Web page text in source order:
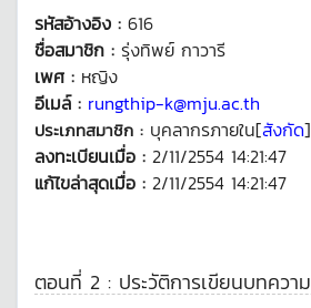
รหัสอ้างอิง : 616
ชื่อสมาชิก : รุ่งทิพย์ กาวารี
เพศ : หญิง
อีเมล์ : rungthip-k@mju.ac.th
ประเภทสมาชิก : บุคลากรภายใน[สังกัด]
ลงทะเบียนเมื่อ : 2/11/2554 14:21:47
แก้ไขล่าสุดเมื่อ : 2/11/2554 14:21:47
ตอนที่ 2 : ประวัติการเขียนบทควา